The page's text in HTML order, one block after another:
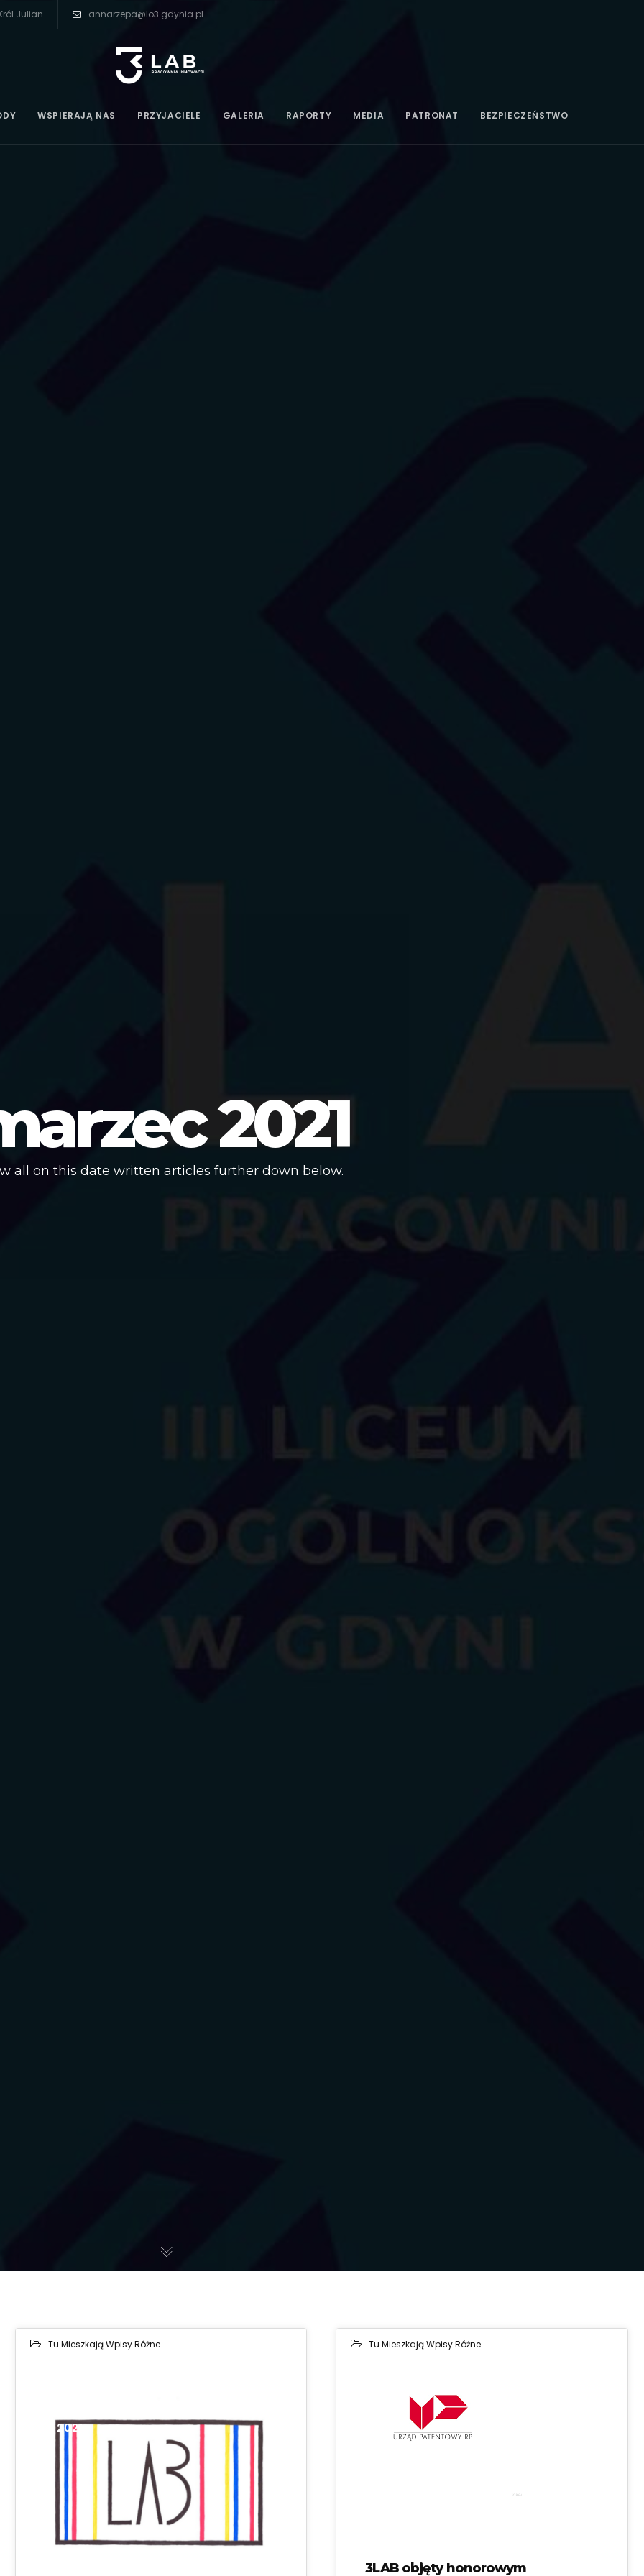
Julian annarzepa@lo3.gdynia.pl
WSPIERAJĄ NAS PRZYJACIELE GALERIA RAPORTY MEDIA PATRONAT BEZPIECZEŃSTWO
2021
all on this date written articles further down below.
Tu Mieszkają Wpisy Różne
MAR 2021
Tu Mieszkają Wpisy Różne
MAR 2021
3LAB objęty honorowym